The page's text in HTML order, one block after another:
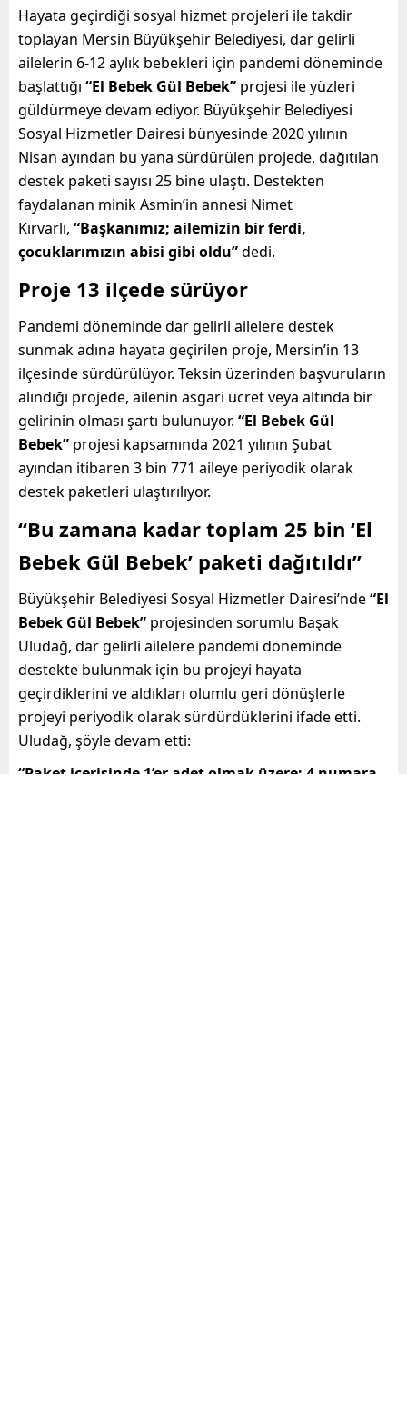
Hayata geçirdiği sosyal hizmet projeleri ile takdir
toplayan Mersin Büyükşehir Belediyesi, dar gelirli
ailelerin 6-12 aylık bebekleri için pandemi döneminde
başlattığı “El Bebek Gül Bebek” projesi ile yüzleri
güldürmeye devam ediyor. Büyükşehir Belediyesi
Sosyal Hizmetler Dairesi bünyesinde 2020 yılının
Nisan ayından bu yana sürdürülen projede, dağıtılan
destek paketi sayısı 25 bine ulaştı. Destekten
faydalanan minik Asmin’in annesi Nimet
Kırvarlı, “Başkanımız; ailemizin bir ferdi,
çocuklarımızın abisi gibi oldu”dedi.
Proje 13 ilçede sürüyor
Pandemi döneminde dar gelirli ailelere destek
sunmak adına hayata geçirilen proje, Mersin’in 13
ilçesinde sürdürülüyor. Teksin üzerinden başvuruların
alındığı projede, ailenin asgari ücret veya altında bir
gelirinin olması şartı bulunuyor. “El Bebek Gül
Bebek” projesi kapsamında 2021 yılının Şubat
ayından itibaren 3 bin 771 aileye periyodik olarak
destek paketleri ulaştırılıyor.
“Bu zamana kadar toplam 25 bin ‘El
Bebek Gül Bebek’ paketi dağıtıldı”
Büyükşehir Belediyesi Sosyal Hizmetler Dairesi’nde“El
Bebek Gül Bebek” projesinden sorumlu Başak
Uludağ, dar gelirli ailelere pandemi döneminde
destekte bulunmak için bu projeyi hayata
geçirdiklerini ve aldıkları olumlu geri dönüşlerle
projeyi periyodik olarak sürdürdüklerini ifade etti.
Uludağ, şöyle devam etti:
“Paket içerisinde 1’er adet olmak üzere; 4 numara